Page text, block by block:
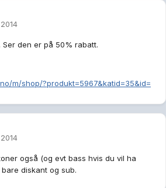
den er på 50% rabatt.
m/shop/?produkt=5967&katid=35&id=
også (og evt bass hvis du vil ha
diskant og sub.